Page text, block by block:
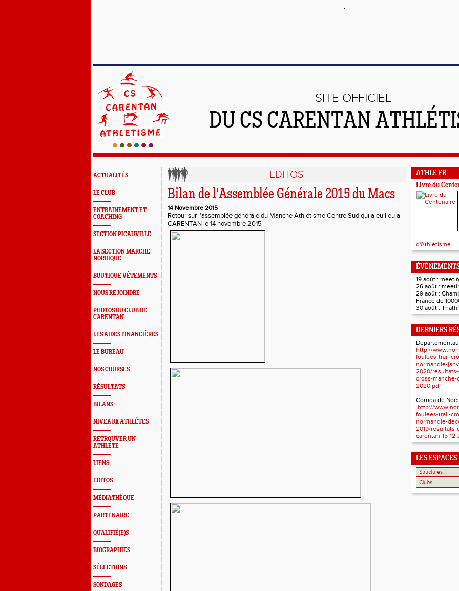
SITE OFFICIEL
DU CS CARENTAN
ACTUALITÉS
LE CLUB
ENTRAINEMENT ET
COACHING
SECTION PICAUVILLE
LA SECTION MARCHE
NORDIQUE
BOUTIQUE VÊTEMENTS
NOUS REJOINDRE
PHOTOS DU CLUB DE
CARENTAN
LES AIDES FINANCIÈRES
LE BUREAU
NOS COURSES
RÉSULTATS
BILANS
NIVEAUX ATHLÉTES
RETROUVER UN
ATHLÉTE
LIENS
EDITOS
MÉDIATHÈQUE
PARTENAIRE
QUALIFIÉ(E)S
BIOGRAPHIES
SÉLECTIONS
SONDAGES
EDITOS
Bilan de l'Assemblée Générale 2015 du Macs
14 Novembre 2015
Retour sur l'assemblée générale du Manche Athlétisme Centre Sud qui a eu lieu a
CARENTAN le 14 novembre 2015
ATHLE.FR
Livre du
d'Athlétisme.
19 août :
26 août :
29 août :
France de
30 août :
DERNIERS
http://
foulees-trail-
normandie-
2020/
cross-manche-
2020.pdf
Corrida de
http://
foulees-trail-
normandie-
2019/
carentan-15-
LES ESPACES